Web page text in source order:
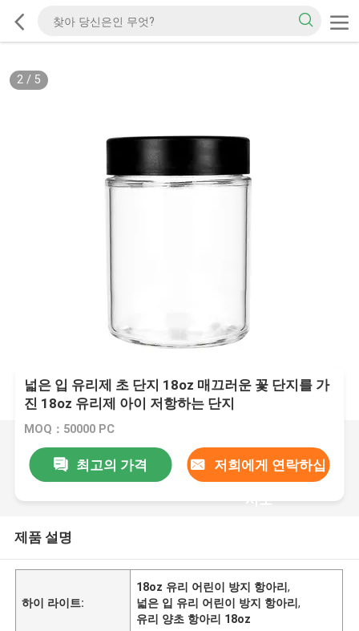
2/ 5
넓은 입 유리제 초 단지 18oz 매끄러운 꽃 단지를 가
진 18oz 유리제 아이 저항하는 단지
MOQ：50000 PC
최고의 가격 저희에게 연락하십
시오
제품 설명
하이 라이트:
18oz 유리 어린이 방지 항아리,
넓은 입 유리 어린이 방지 항아리,
유리 양초 항아리 18oz